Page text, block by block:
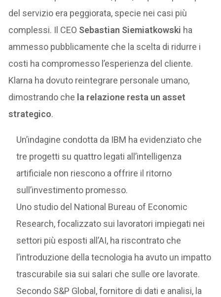
del servizio era peggiorata, specie nei casi più
complessi. Il CEO Sebastian Siemiatkowski ha
ammesso pubblicamente che la scelta di ridurre i
costi ha compromesso l’esperienza del cliente.
Klarna ha dovuto reintegrare personale umano,
dimostrando che la relazione resta un asset
strategico.
Un’indagine condotta da IBM ha evidenziato che
tre progetti su quattro legati all’intelligenza
artificiale non riescono a offrire il ritorno
sull’investimento promesso.
Uno studio del National Bureau of Economic
Research, focalizzato sui lavoratori impiegati nei
settori più esposti all’AI, ha riscontrato che
l’introduzione della tecnologia ha avuto un impatto
trascurabile sia sui salari che sulle ore lavorate.
Secondo S&P Global, fornitore di dati e analisi, la